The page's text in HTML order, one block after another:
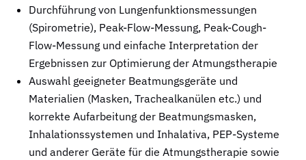
Durchführung von Lungenfunktionsmessungen
(Spirometrie), Peak-Flow-Messung, Peak-Cough-
Flow-Messung und einfache Interpretation der
Ergebnissen zur Optimierung der Atmungstherapie
Auswahl geeigneter Beatmungsgeräte und
Materialien (Masken, Trachealkanülen etc.) und
korrekte Aufarbeitung der Beatmungsmasken,
Inhalationssystemen und Inhalativa, PEP-Systeme
und anderer Geräte für die Atmungstherapie sowie